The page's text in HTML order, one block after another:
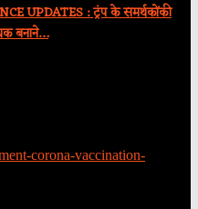
UPDATES : ट्रंप के समर्थकोंकी
बनाने…